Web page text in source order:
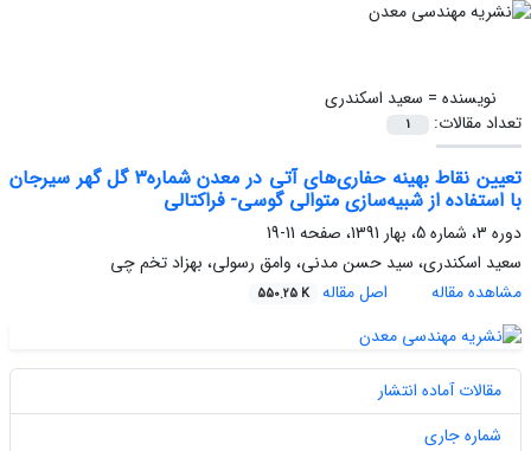
نویسنده = سعید اسکندری
تعداد مقالات:
1
تعیین نقاط بهینه حفاری‌های آتی در معدن شماره3 گل گهر سیرجان
با استفاده از شبیه‌سازی متوالی گوسی- فراکتالی
دوره 3، شماره 5، بهار 1391، صفحه
11-19
سعید اسکندری، سید حسن مدنی، وامق رسولی، بهزاد تخم چی
مشاهده مقاله
اصل مقاله 550.25 K
مقالات آماده انتشار
شماره جاری